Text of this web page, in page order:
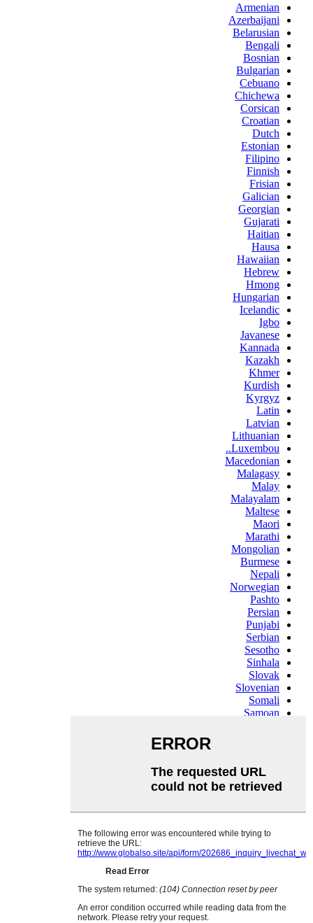
Armenian
Azerbaijani
Belarusian
Bengali
Bosnian
Bulgarian
Cebuano
Chichewa
Corsican
Croatian
Dutch
Estonian
Filipino
Finnish
Frisian
Galician
Georgian
Gujarati
Haitian
Hausa
Hawaiian
Hebrew
Hmong
Hungarian
Icelandic
Igbo
Javanese
Kannada
Kazakh
Khmer
Kurdish
Kyrgyz
Latin
Latvian
Lithuanian
Luxembou..
Macedonian
Malagasy
Malay
Malayalam
Maltese
Maori
Marathi
Mongolian
Burmese
Nepali
Norwegian
Pashto
Persian
Punjabi
Serbian
Sesotho
Sinhala
Slovak
Slovenian
Somali
Samoan
Swahili
Tajik
Telugu
Ukrainian
Urdu
Welsh
Xhosa
Yiddish